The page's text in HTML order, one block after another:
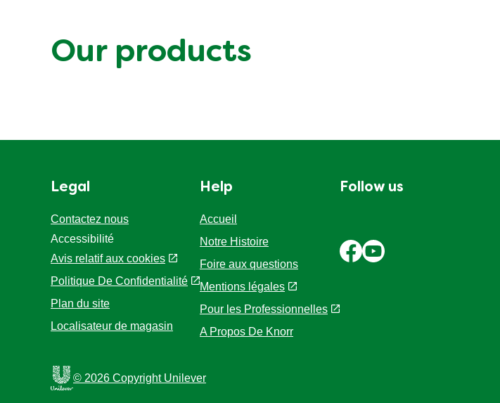
Our products
Legal
Contactez nous
Accessibilité
Avis relatif aux cookies
Politique De Confidentialité
Paramètres des cookies
Plan du site
Help
Accueil
Notre Histoire
Foire aux questions
Mentions légales
Pour les Professionnelles
A Propos De Knorr
Follow us